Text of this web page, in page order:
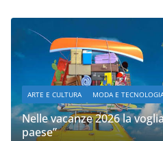
ARTE E CULTURA MODA E
Nelle vacanze 2026 la
paese”